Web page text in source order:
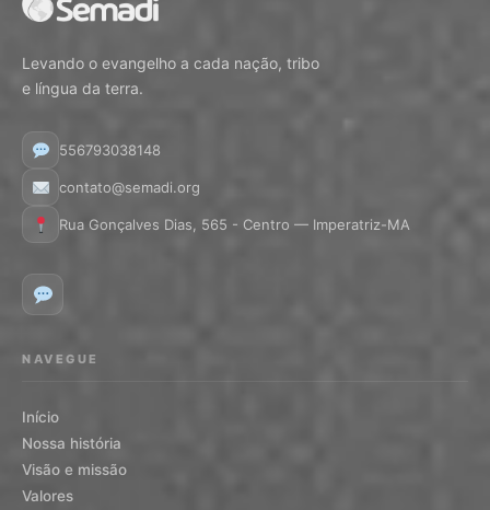
Levando o evangelho a cada nação, tribo
e língua da terra.
556793038148
contato@semadi.org
Rua Gonçalves Dias, 565 - Centro — Imperatriz-MA
NAVEGUE
Início
Nossa história
Visão e missão
Valores